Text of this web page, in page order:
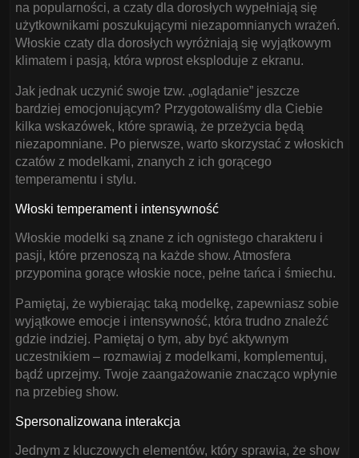
na popularności, a czaty dla dorosłych wypełniają się
użytkownikami poszukującymi niezapomnianych wrażeń.
Włoskie czaty dla dorosłych wyróżniają się wyjątkowym
klimatem i pasją, która wprost eksploduje z ekranu.
Jak jednak uczynić swoje tzw. „oglądanie” jeszcze
bardziej emocjonującym? Przygotowaliśmy dla Ciebie
kilka wskazówek, które sprawią, że przeżycia będą
niezapomniane. Po pierwsze, warto skorzystać z włoskich
czatów z modelkami, znanych z ich gorącego
temperamentu i stylu.
Włoski temperament i intensywność
Włoskie modelki są znane z ich ognistego charakteru i
pasji, które przenoszą na każde show. Atmosfera
przypomina gorące włoskie noce, pełne tańca i śmiechu.
Pamiętaj, że wybierając taką modelkę, zapewniasz sobie
wyjątkowe emocje i intensywność, która trudno znaleźć
gdzie indziej. Pamiętaj o tym, aby być aktywnym
uczestnikiem – rozmawiaj z modelkami, komplementuj,
bądź uprzejmy. Twoje zaangażowanie znacząco wpłynie
na przebieg show.
Spersonalizowana interakcja
Jednym z kluczowych elementów, który sprawia, że show